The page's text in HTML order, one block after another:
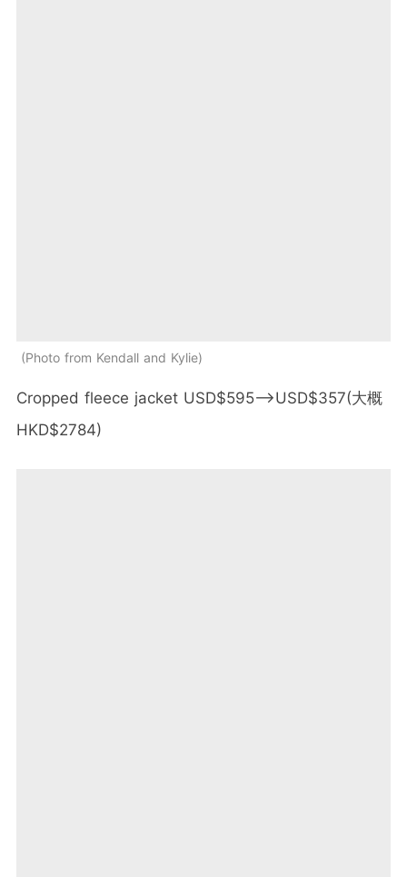
Photo from Kendall and Kylie
Cropped fleece jacket USD$595-->USD$357(大概
HKD$2784)